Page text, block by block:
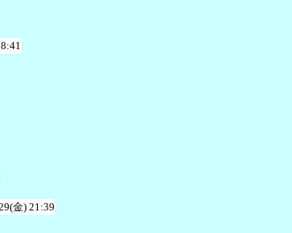
金) 21:39